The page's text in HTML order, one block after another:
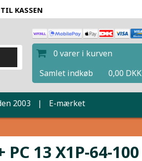
KASSEN
0 varer i kurven
Samlet indkøb
0,00 DKK
2003 | E-mærket
PC 13 X1P-64-100